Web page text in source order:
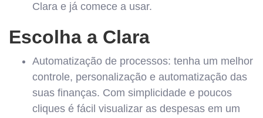
Clara e já comece a usar.
Escolha a Clara
Automatização de processos: tenha um melhor
controle, personalização e automatização das
suas finanças. Com simplicidade e poucos
cliques é fácil visualizar as despesas em um